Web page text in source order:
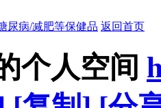
尿病/减肥等保健品 返回首页
个人空间